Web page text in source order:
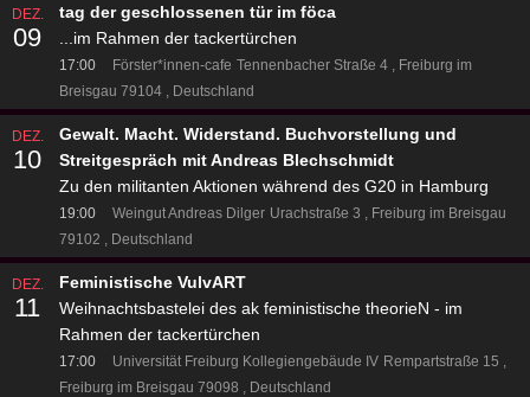
DEZ.
09
tag der geschlossenen tür im föca
...im Rahmen der tackertürchen
17:00 Förster*innen-cafe Tennenbacher Straße 4
Freiburg im
Breisgau 79104
Deutschland
DEZ.
10
Gewalt. Macht. Widerstand. Buchvorstellung und
Streitgespräch mit Andreas Blechschmidt
Zu den militanten Aktionen während des G20 in Hamburg
19:00 Weingut Andreas Dilger Urachstraße 3
Freiburg im Breisgau
79102
Deutschland
DEZ.
11
Feministische VulvART
Weihnachtsbastelei des ak feministische theorieN - im
Rahmen der tackertürchen
17:00 Universität Freiburg Kollegiengebäude IV Rempartstraße 15
Freiburg im Breisgau 79098
Deutschland